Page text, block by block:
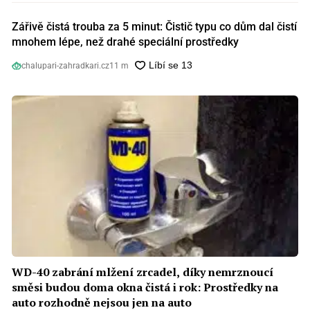
Zářivě čistá trouba za 5 minut: Čistič typu co dům dal čistí
mnohem lépe, než drahé speciální prostředky
chalupari-zahradkari.cz11 m
WD-40 zabrání mlžení zrcadel, díky nemrznoucí
směsi budou doma okna čistá i rok: Prostředky na
auto rozhodně nejsou jen na auto